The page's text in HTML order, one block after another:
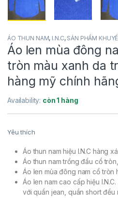
ÁO THUN NAM, I.N.C, SẢN PHẨM
Áo len mùa đông
tròn màu xanh da
hàng mỹ chính
Availability: còn 1 hàng
Yêu thích
Áo thun nam hiệu I.N.C hàng
Áo thun nam trồng đầu cổ
Áo len mùa đông nam cổ tròn
Áo len nam cao cấp hiệu
với quần jean, quần short